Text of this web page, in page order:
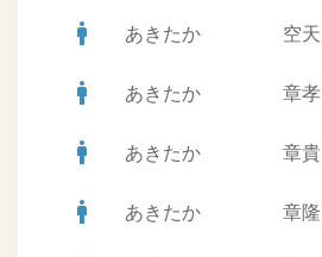
man あきたか 空天
man あきたか 章孝
man あきたか 章貴
man あきたか 章隆